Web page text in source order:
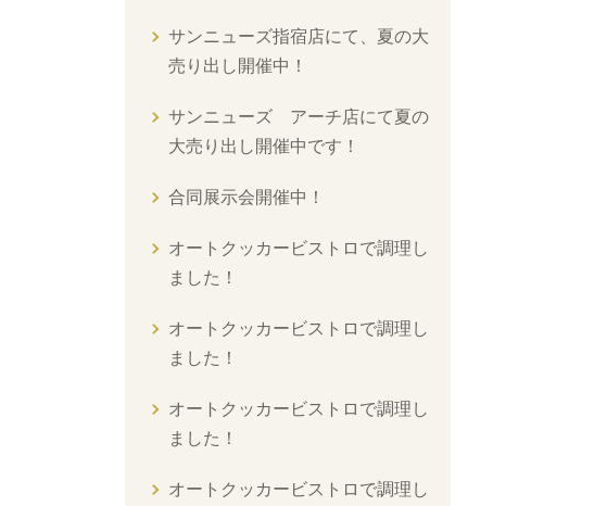
サンニューズ指宿店にて、夏の大
売り出し開催中！
サンニューズ アーチ店にて夏の
大売り出し開催中です！
合同展示会開催中！
オートクッカービストロで調理し
ました！
オートクッカービストロで調理し
ました！
オートクッカービストロで調理し
ました！
オートクッカービストロで調理し